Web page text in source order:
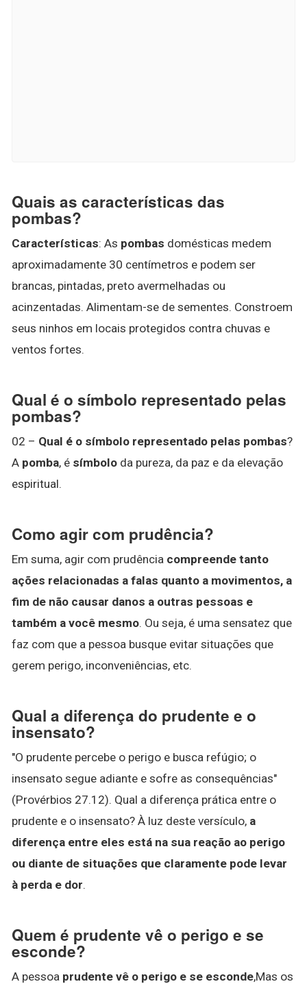
Quais as características das
pombas?
Características: As pombas domésticas medem
aproximadamente 30 centímetros e podem ser
brancas, pintadas, preto avermelhadas ou
acinzentadas. Alimentam-se de sementes. Constroem
seus ninhos em locais protegidos contra chuvas e
ventos fortes.
Qual é o símbolo representado pelas
pombas?
02 – Qual é o símbolo representado pelas pombas?
A pomba, é símbolo da pureza, da paz e da elevação
espiritual.
Como agir com prudência?
Em suma, agir com prudência compreende tanto
ações relacionadas a falas quanto a movimentos, a
fim de não causar danos a outras pessoas e
também a você mesmo. Ou seja, é uma sensatez que
faz com que a pessoa busque evitar situações que
gerem perigo, inconveniências, etc.
Qual a diferença do prudente e o
insensato?
"O prudente percebe o perigo e busca refúgio; o
insensato segue adiante e sofre as consequências"
(Provérbios 27.12). Qual a diferença prática entre o
prudente e o insensato? À luz deste versículo, a
diferença entre eles está na sua reação ao perigo
ou diante de situações que claramente pode levar
à perda e dor.
Quem é prudente vê o perigo e se
esconde?
A pessoa prudente vê o perigo e se esconde,Mas os